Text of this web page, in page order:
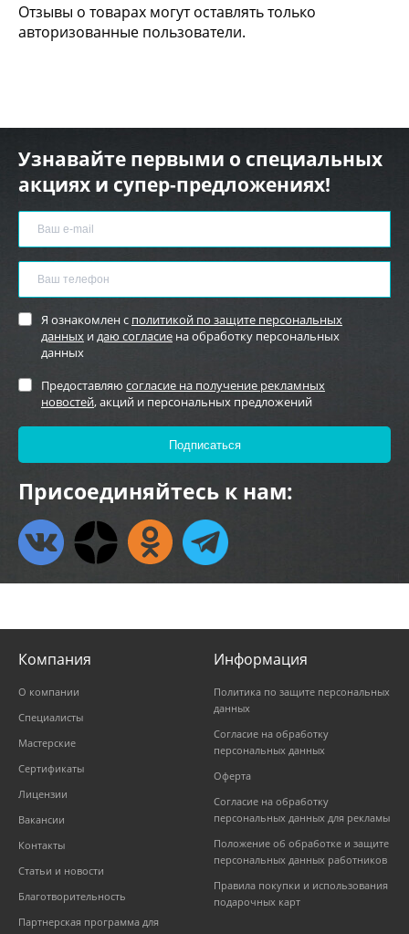
Отзывы о товарах могут оставлять только
авторизованные пользователи.
Узнавайте первыми о специальных
акциях и супер-предложениях!
Я ознакомлен с политикой по защите персональных
данных идаю согласие на обработку персональных
данных
Предоставляю согласие на получение рекламных
новостей, акций и персональных предложений
Присоединяйтесь к нам:
Компания
О компании
Специалисты
Мастерские
Сертификаты
Лицензии
Вакансии
Контакты
Статьи и новости
Благотворительность
Партнерская программа для
Информация
Политика по защите персональных
данных
Согласие на обработку
персональных данных
Оферта
Согласие на обработку
персональных данных для рекламы
Положение об обработке и защите
персональных данных работников
Правила покупки и использования
подарочных карт